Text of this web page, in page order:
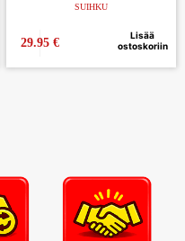
SUIHKU
29.95 €
Lisää
ostoskoriin